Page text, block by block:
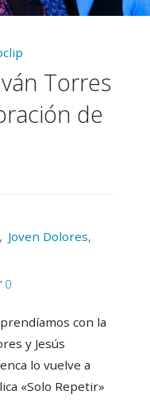
Torres
de
, Joven Dolores,
0
con la
y Jesús
lo vuelve a
«Solo Repetir»